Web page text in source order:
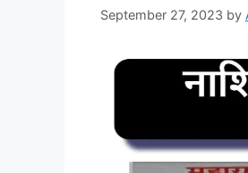
September 27, 2023 by